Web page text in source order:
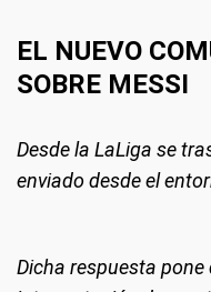
EL NUEVO
SOBRE MESSI
Desde la LaLiga se
enviado desde el
Dicha respuesta